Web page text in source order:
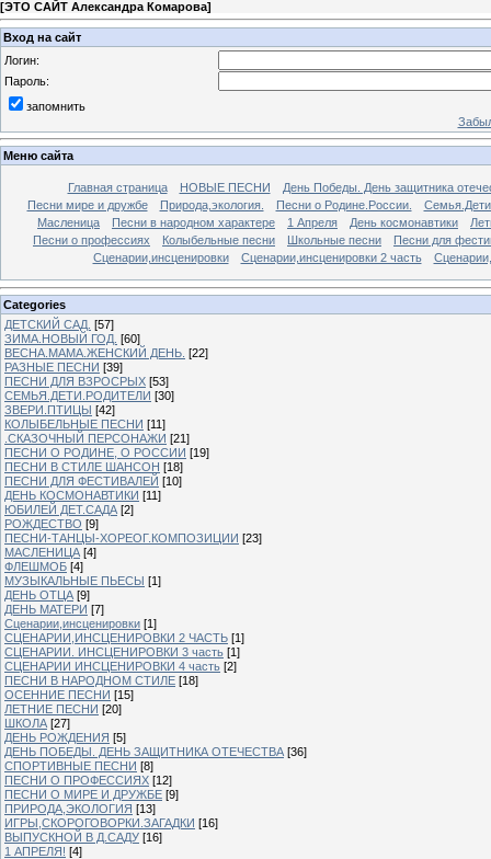
[ЭТО САЙТ Александра Комарова]
Вход на сайт
Логин:
Пароль:
запомнить
Меню сайта
Главная страница НОВЫЕ ПЕСНИ
День Победы. День защитника
Песни мире и дружбе
Природа,экология. Песни о Родине.России.
Масленица
Песни в народном характере 1 Апреля День космонавтики
Песни о профессиях
Колыбельные песни Школьные песни
Песни для
Сценарии,инсценировки
Сценарии,инсценировки 2 часть
Categories
ДЕТСКИЙ САД. [57]
ЗИМА.НОВЫЙ ГОД. [60]
ВЕСНА.МАМА.ЖЕНСКИЙ ДЕНЬ. [22]
РАЗНЫЕ ПЕСНИ [39]
ПЕСНИ ДЛЯ ВЗРОСРЫХ [53]
СЕМЬЯ.ДЕТИ.РОДИТЕЛИ [30]
ЗВЕРИ.ПТИЦЫ [42]
КОЛЫБЕЛЬНЫЕ ПЕСНИ [11]
.СКАЗОЧНЫЙ ПЕРСОНАЖИ [21]
ПЕСНИ О РОДИНЕ, О РОССИИ [19]
ПЕСНИ В СТИЛЕ ШАНСОН [18]
ПЕСНИ ДЛЯ ФЕСТИВАЛЕЙ [10]
ДЕНЬ КОСМОНАВТИКИ [11]
ЮБИЛЕЙ ДЕТ.САДА [2]
РОЖДЕСТВО [9]
ПЕСНИ-ТАНЦЫ-ХОРЕОГ.КОМПОЗИЦИИ [23]
МАСЛЕНИЦА [4]
ФЛЕШМОБ [4]
МУЗЫКАЛЬНЫЕ ПЬЕСЫ [1]
ДЕНЬ ОТЦА [9]
ДЕНЬ МАТЕРИ [7]
Сценарии,инсценировки [1]
СЦЕНАРИИ,ИНСЦЕНИРОВКИ 2 ЧАСТЬ [1]
СЦЕНАРИИ. ИНСЦЕНИРОВКИ 3 часть [1]
СЦЕНАРИИ ИНСЦЕНИРОВКИ 4 часть [2]
ПЕСНИ В НАРОДНОМ СТИЛЕ [18]
ОСЕННИЕ ПЕСНИ [15]
ЛЕТНИЕ ПЕСНИ [20]
ШКОЛА [27]
ДЕНЬ РОЖДЕНИЯ [5]
ДЕНЬ ПОБЕДЫ. ДЕНЬ ЗАЩИТНИКА ОТЕЧЕСТВА [36]
СПОРТИВНЫЕ ПЕСНИ [8]
ПЕСНИ О ПРОФЕССИЯХ [12]
ПЕСНИ О МИРЕ И ДРУЖБЕ [9]
ПРИРОДА,ЭКОЛОГИЯ [13]
ИГРЫ,СКОРОГОВОРКИ.ЗАГАДКИ [16]
ВЫПУСКНОЙ В Д.САДУ [16]
1 АПРЕЛЯ! [4]